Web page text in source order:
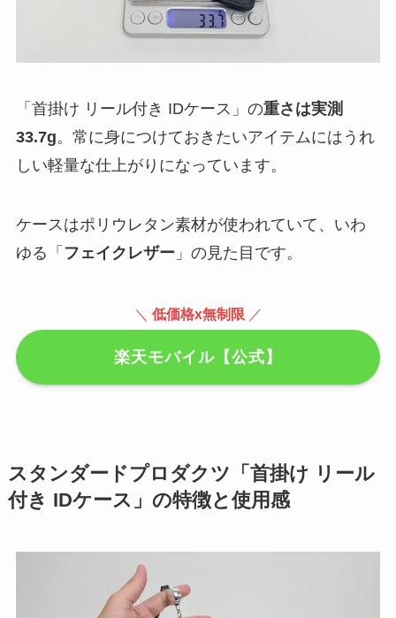
「首掛け リール付き IDケース」の重さは実測
33.7g。常に身につけておきたいアイテムにはうれ
しい軽量な仕上がりになっています。
ケースはポリウレタン素材が使われていて、いわ
ゆる「 フェイクレザー 」の見た目です。
＼ 低価格x無制限 ／
楽天モバイル【公式】
スタンダードプロダクツ「首掛け リール
付き IDケース」の特徴と使用感